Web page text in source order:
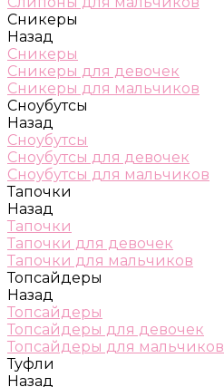
Сникеры
Назад
Сникеры
Сникеры для девочек
Сникеры для мальчиков
Сноубутсы
Назад
Сноубутсы
Сноубутсы для девочек
Сноубутсы для мальчиков
Тапочки
Назад
Тапочки
Тапочки для девочек
Тапочки для мальчиков
Топсайдеры
Назад
Топсайдеры
Топсайдеры для девочек
Топсайдеры для мальчиков
Туфли
Назад